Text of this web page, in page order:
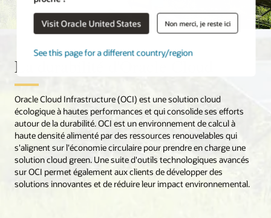
Visit Oracle United States Non merci, je reste ici
See this page for a different country/region
La durabilité d'Oracle Cloud
Oracle Cloud Infrastructure (OCI) est une solution cloud
écologique à hautes performances et qui consolide ses efforts
autour de la durabilité. OCI est un environnement de calcul à
haute densité alimenté par des ressources renouvelables qui
s'alignent sur l'économie circulaire pour prendre en charge une
solution cloud green. Une suite d'outils technologiques avancés
sur OCI permet également aux clients de développer des
solutions innovantes et de réduire leur impact environnemental.